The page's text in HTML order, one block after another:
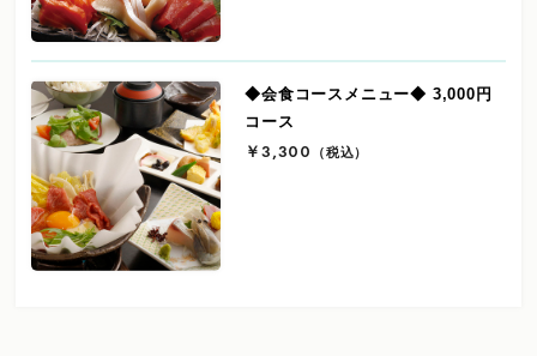
◆会食コースメニュー◆ 3,000円
コース
￥3,300 （税込）